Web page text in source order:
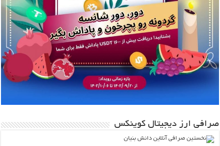
صرافی ارز دیجیتال کوینکس